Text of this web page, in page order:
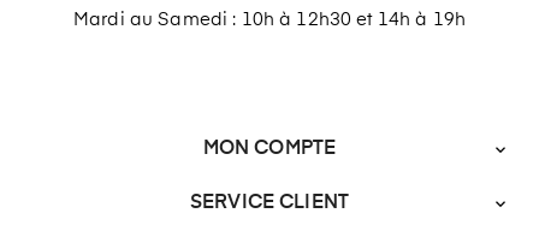
Mardi au Samedi : 10h à 12h30 et 14h à 19h
MON COMPTE 
SERVICE CLIENT 